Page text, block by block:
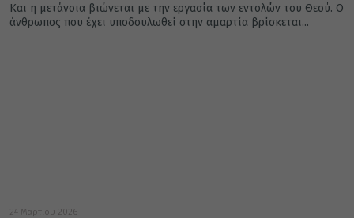
Και η μετάνοια βιώνεται με την εργασία των εντολών του Θεού. Ο
άνθρωπος που έχει υποδουλωθεί στην αμαρτία βρίσκεται...
24 Μαρτίου 2026